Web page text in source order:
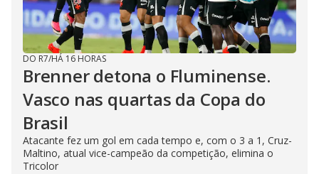
DO R7/HÁ 16 HORAS
Brenner detona o Fluminense.
Vasco nas quartas da Copa do
Brasil
Atacante fez um gol em cada tempo e, com o 3 a 1, Cruz-
Maltino, atual vice-campeão da competição, elimina o
Tricolor